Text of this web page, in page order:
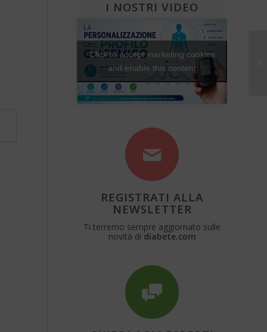
I NOSTRI VIDEO
Click to accept marketing cookies
and enable this content
REGISTRATI ALLA
NEWSLETTER
Ti terremo sempre aggiornato sulle
novità di diabete.com